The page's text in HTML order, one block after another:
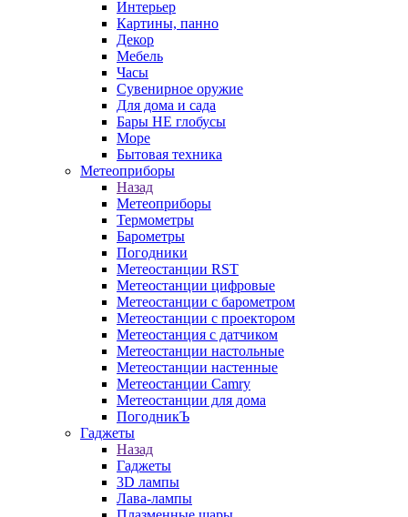
Интерьер
Картины, панно
Декор
Мебель
Часы
Сувенирное оружие
Для дома и сада
Бары НЕ глобусы
Море
Бытовая техника
Метеоприборы
Назад
Метеоприборы
Термометры
Барометры
Погодники
Метеостанции RST
Метеостанции цифровые
Метеостанции с барометром
Метеостанции с проектором
Метеостанция с датчиком
Метеостанции настольные
Метеостанции настенные
Метеостанции Camry
Метеостанции для дома
ПогодникЪ
Гаджеты
Назад
Гаджеты
3D лампы
Лава-лампы